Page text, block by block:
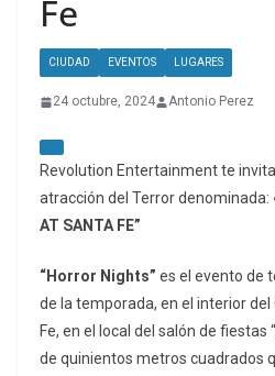
Fe
CIUDAD EVENTOS LUGARES
24 octubre, 2024 Antonio Perez
Revolution Entertainment te
atracción del Terror
AT SANTA FE”
“Horror Nights” es el evento de
de la temporada, en el interior
Fe, en el local del salón de fiestas
de quinientos metros cuadrados